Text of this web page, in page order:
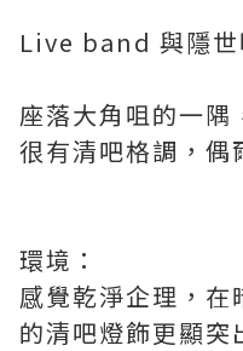
Live band 與隱世
座落大角咀的一隅
很有清吧格調，
環境：
感覺乾淨企理，在
的清吧燈飾更顯突